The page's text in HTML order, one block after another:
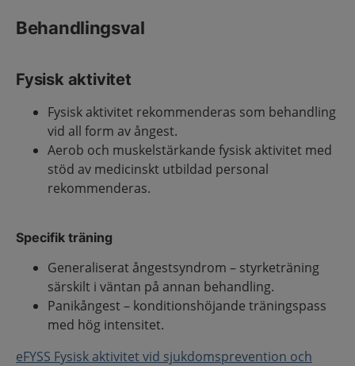
Behandlingsval
Fysisk aktivitet
Fysisk aktivitet rekommenderas som behandling
vid all form av ångest.
Aerob och muskelstärkande fysisk aktivitet med
stöd av medicinskt utbildad personal
rekommenderas.
Specifik träning
Generaliserat ångestsyndrom – styrketräning
särskilt i väntan på annan behandling.
Panikångest – konditionshöjande träningspass
med hög intensitet.
eFYSS Fysisk aktivitet vid sjukdomsprevention och